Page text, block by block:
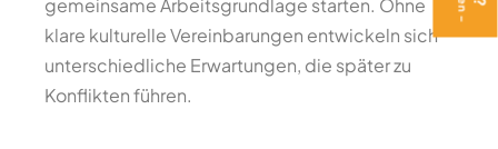
gemeinsame Arbeitsgrundlage starten. Ohne
klare kulturelle Vereinbarungen entwickeln sich
unterschiedliche Erwartungen, die später zu
Konflikten führen.